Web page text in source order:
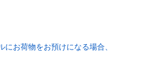
にお荷物をお預けになる場合、